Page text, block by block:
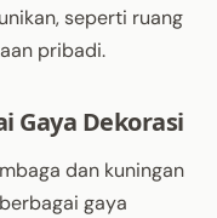
seperti ruang
pribadi.
Gaya Dekorasi
dan kuningan
gaya